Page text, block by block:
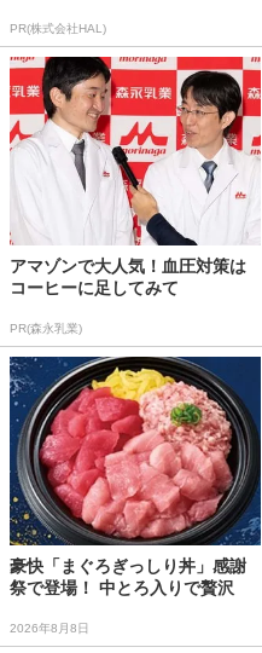
PR(株式会社HAL)
アマゾンで大人気！血圧対策は
コーヒーに足してみて
PR(森永乳業)
豪快「まぐろぎっしり丼」感謝
祭で登場！ 中とろ入りで贅沢
2026年8月8日